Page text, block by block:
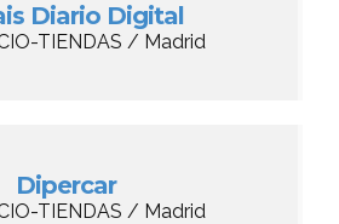
Diario Digital
TIENDAS / Madrid
Dipercar
TIENDAS / Madrid